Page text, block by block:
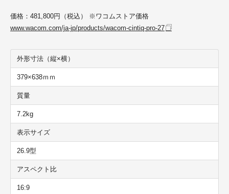
価格：481,800円（税込） ※ワコムストア価格
www.wacom.com/ja-jp/products/wacom-cintiq-pro-27
外形寸法（縦×横）
379×638ｍｍ
質量
7.2kg
表示サイズ
26.9型
アスペクト比
16:9